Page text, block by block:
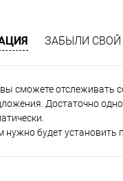
ЗАБЫЛИ СВОЙ
сможете отслеживать
Достаточно
будет установить